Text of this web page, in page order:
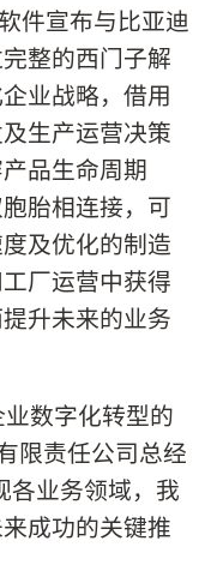
件宣布与比亚迪
整的西门子解
业战略，借用
生产运营决策
品生命周期
胎相连接，可
及优化的制造
厂运营中获得
升未来的业务
数字化转型的
限责任公司总经
各业务领域，我
成功的关键推